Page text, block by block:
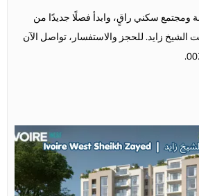
ومجتمع سكني راقٍ، وابدأ فصلًا جديدًا من
الشيخ زايد. للحجز والاستفسار، تواصل الآن